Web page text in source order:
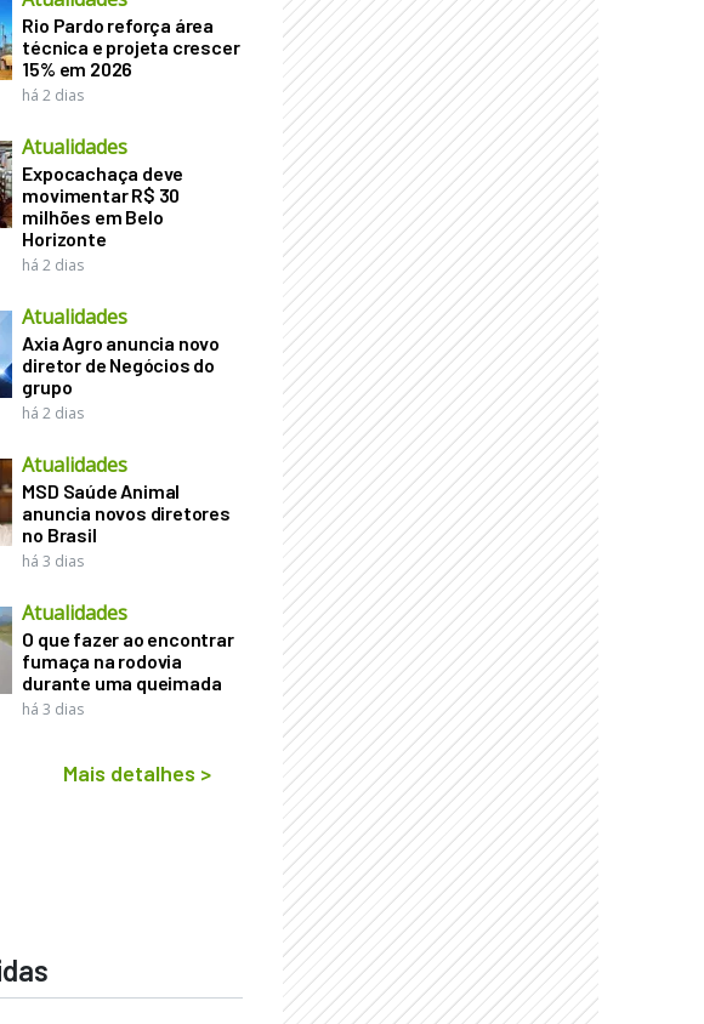
Rio Pardo reforça área
técnica e projeta crescer
15% em 2026
há 2 dias
Atualidades
Expocachaça deve
movimentar R$ 30
milhões em Belo
Horizonte
há 2 dias
Atualidades
Axia Agro anuncia novo
diretor de Negócios do
grupo
há 2 dias
Atualidades
MSD Saúde Animal
anuncia novos diretores
no Brasil
há 3 dias
Atualidades
O que fazer ao encontrar
fumaça na rodovia
durante uma queimada
há 3 dias
Mais detalhes >